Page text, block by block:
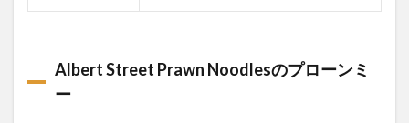
Albert Street Prawn Noodlesのプローンミ
ー